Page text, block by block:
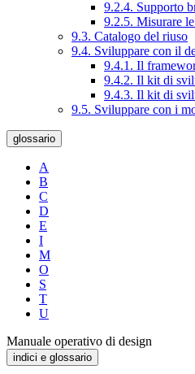
9.2.4. Supporto
9.2.5. Misurare
9.3. Catalogo del riuso
9.4. Sviluppare con il
9.4.1. Il
9.4.2. Il kit di
9.4.3. Il kit di
9.5. Sviluppare con i
glossario
A
B
C
D
E
I
M
O
S
T
U
Manuale operativo di design
indici e glossario